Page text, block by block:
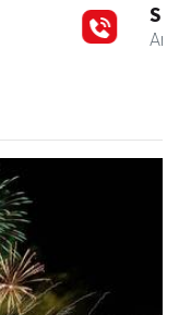
zentrua